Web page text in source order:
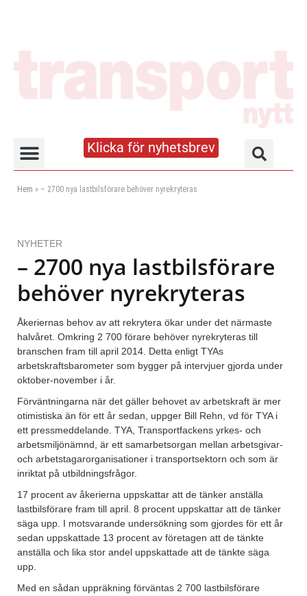
Klicka för nyhetsbrev
Hem » – 2700 nya lastbilsförare behöver nyrekryteras
NYHETER
– 2700 nya lastbilsförare
behöver nyrekryteras
Åkeriernas behov av att rekrytera ökar under det närmaste
halvåret. Omkring 2 700 förare behöver nyrekryteras till
branschen fram till april 2014. Detta enligt TYAs
arbetskraftsbarometer som bygger på intervjuer gjorda under
oktober-november i år.
Förväntningarna när det gäller behovet av arbetskraft är mer
otimistiska än för ett år sedan, uppger Bill Rehn, vd för TYA i
ett pressmeddelande. TYA, Transportfackens yrkes- och
arbetsmiljönämnd, är ett samarbetsorgan mellan arbetsgivar-
och arbetstagarorganisationer i transportsektorn och som är
inriktat på utbildningsfrågor.
17 procent av åkerierna uppskattar att de tänker anställa
lastbilsförare fram till april. 8 procent uppskattar att de tänker
säga upp. I motsvarande undersökning som gjordes för ett år
sedan uppskattade 13 procent av företagen att de tänkte
anställa och lika stor andel uppskattade att de tänkte säga
upp.
Med en sådan uppräkning förväntas 2 700 lastbilsförare